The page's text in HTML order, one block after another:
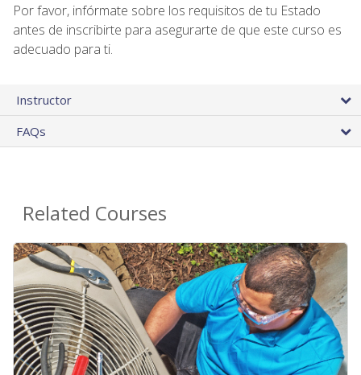
Por favor, infórmate sobre los requisitos de tu Estado
antes de inscribirte para asegurarte de que este curso es
adecuado para ti.
Instructor
FAQs
Related Courses